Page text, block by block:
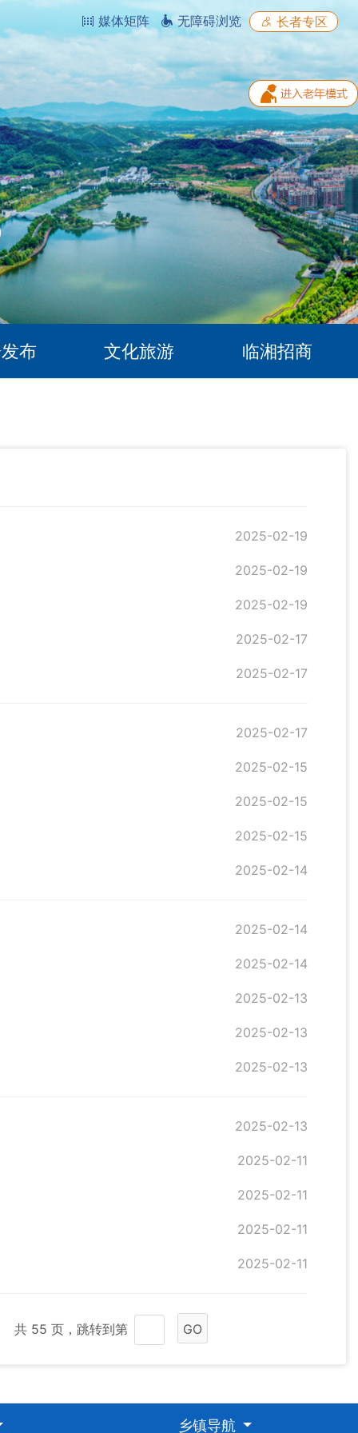
媒体矩阵 无障碍浏览 长者专区
布 文化旅游 临湘招商
2025-02-19
2025-02-19
2025-02-19
2025-02-17
2025-02-17
2025-02-17
2025-02-15
2025-02-15
2025-02-15
2025-02-14
2025-02-14
2025-02-14
2025-02-13
2025-02-13
2025-02-13
2025-02-13
2025-02-11
2025-02-11
2025-02-11
2025-02-11
共 55 页，跳转到第 GO
乡镇导航